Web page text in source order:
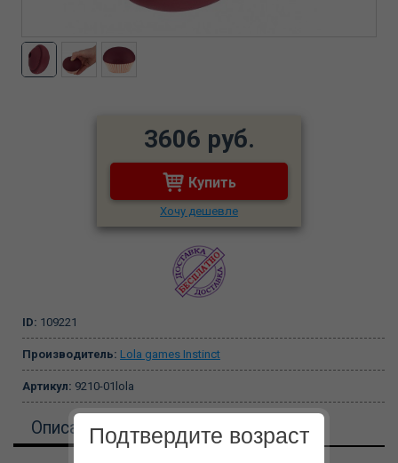
3606 руб.
Купить
Хочу дешевле
ID: 109221
Производитель: Lola games Instinct
Артикул: 9210-01lola
ОписаниеПодтвердите возраст